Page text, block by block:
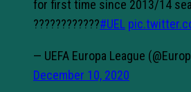
for first time since 2013/14
????????????#UEL
— UEFA Europa League
December 10, 2020